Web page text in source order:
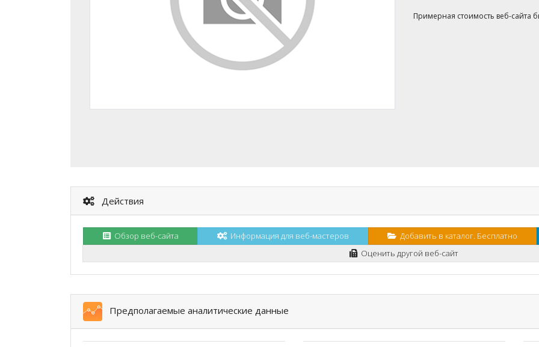
Примерная стоимость веб-сайта
Действия
Обзор веб-сайта Информация для веб-мастеров
Добавить в каталог. Бесплатно
Оценить другой веб-сайт
Предполагаемые аналитические данные